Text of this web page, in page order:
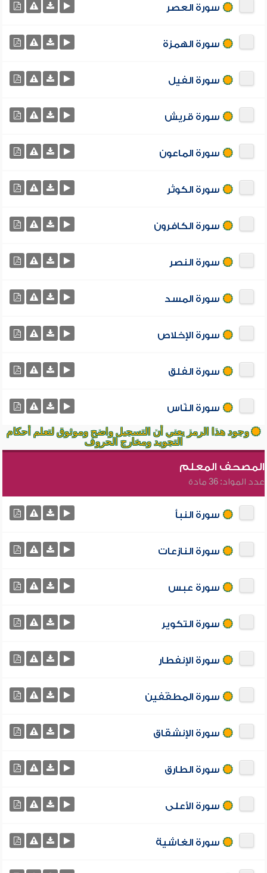
سورة العصر
سورة الهمزة
سورة الفيل
سورة قريش
سورة الماعون
سورة الكوثر
سورة الكافرون
سورة النصر
سورة المسد
سورة الإخلاص
سورة الفلق
سورة النّاس
وجود هذا الرمز يعني أن التسجيل واضح وموثوق لتعلم أحكام
التجويد ومخارج الحروف
المصحف المعلم
عدد المواد: 36 مادة
سورة النبأ
سورة النازعات
سورة عبس
سورة التكوير
سورة الإنفطار
سورة المطفّفين
سورة الإنشقاق
سورة الطارق
سورة الأعلى
سورة الغاشية